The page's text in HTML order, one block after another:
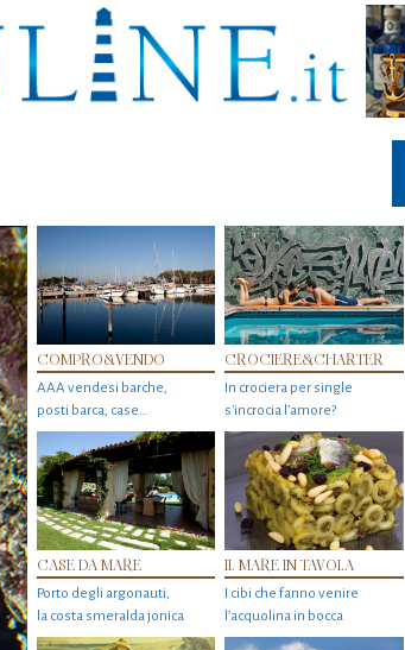
COMPRO&VENDO
AAA vendesi barche,
posti barca, case…
CROCIERE&CHARTER
In crociera per single
s'incrocia l’amore?
CASE DA MARE
Porto degli argonauti,
la costa smeralda jonica
IL MARE IN TAVOLA
I cibi che fanno venire
l’acquolina in bocca